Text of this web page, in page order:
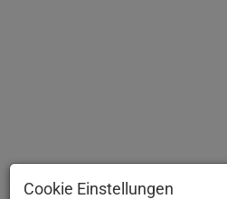
Cookie Einstellungen